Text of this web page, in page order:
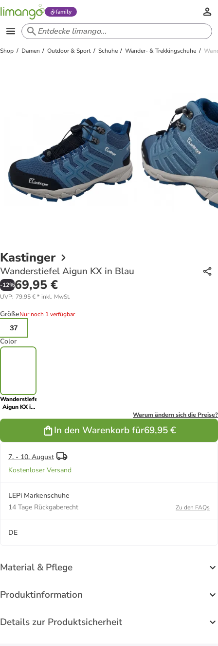
family
Shop Damen Outdoor & Sport Schuhe Wander- & Trekkingschuhe
Kastinger
Wanderstiefel Aigun KX in Blau
-12%69,95 €
UVP: 79,95 €* inkl. MwSt.
GrößeNur noch 1 verfügbar
37
Color
Wanderstiefel
Aigun KX in
Warum ändern sich die Preise?
In den Warenkorb für69,95 €
7. - 10. August
Kostenloser Versand
LEPi Markenschuhe
14 Tage Rückgaberecht
Zu den FAQs
DE
Material & Pflege
Produktinformation
Details zur Produktsicherheit